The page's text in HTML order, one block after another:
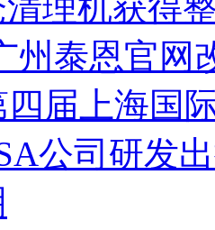
州泰恩官网
四届上海国
公司研发